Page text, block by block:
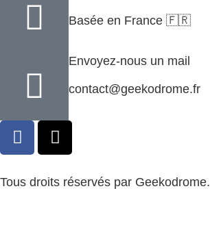
Basée en France 🇫🇷
Envoyez-nous un mail
contact@geekodrome.fr
Tous droits réservés par Geekodrome.